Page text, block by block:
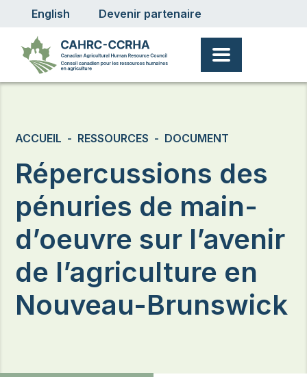
Aller au contenu principal
English User account menu
Devenir partenaire
Fil d'Ariane
ACCUEIL RESSOURCES DOCUMENT
Répercussions des
pénuries de main-
d’oeuvre sur l’avenir
de l’agriculture en
Nouveau-Brunswick